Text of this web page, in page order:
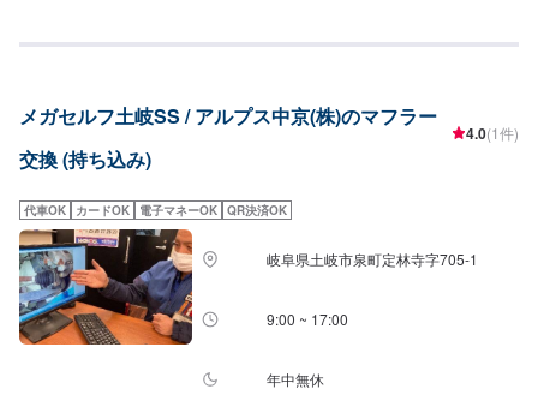
メガセルフ土岐SS / アルプス中京(株)のマフラー
交換 (持ち込み)
4.0(1件)
代車OK カードOK 電子マネーOK QR決済OK
岐阜県土岐市泉町定林寺字705-1
9:00 ~ 17:00
年中無休